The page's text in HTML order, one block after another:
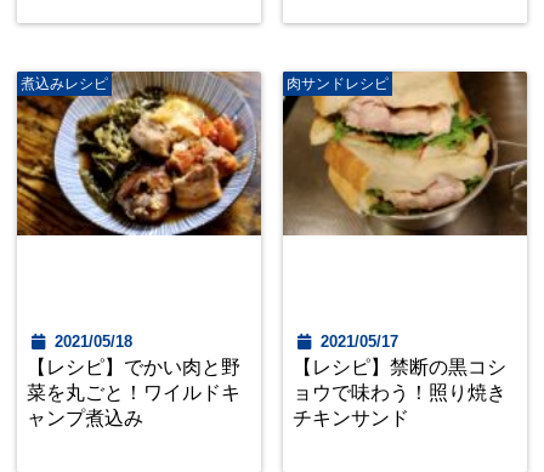
煮込みレシピ
2021/05/18
【レシピ】でかい肉と野
菜を丸ごと！ワイルドキ
ャンプ煮込み
肉サンドレシピ
2021/05/17
【レシピ】禁断の黒コシ
ョウで味わう！照り焼き
チキンサンド